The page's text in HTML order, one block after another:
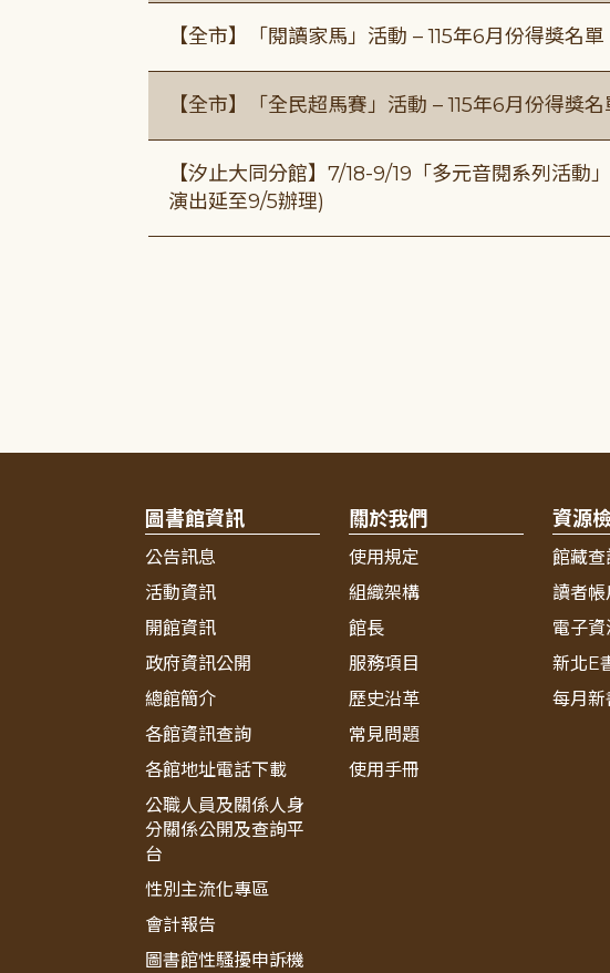
【全市】「閱讀家馬」活動 – 115年6月份得獎名單
【全市】「全民超馬賽」活動 – 115年6月份得獎名
【汐止大同分館】7/18-9/19「多元音閱系列活動
演出延至9/5辦理)
圖書館資訊
公告訊息
活動資訊
開館資訊
政府資訊公開
總館簡介
各館資訊查詢
各館地址電話下載
公職人員及關係人身
分關係公開及查詢平
台
性別主流化專區
會計報告
圖書館性騷擾申訴機
關於我們
使用規定
組織架構
館長
服務項目
歷史沿革
常見問題
使用手冊
資源
館藏查
讀者帳
電子資
新北E
每月新